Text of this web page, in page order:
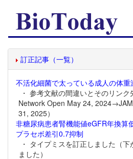
訂正記事（一覧）
不活化細菌で太っている成人の体重
・ 参考文献の間違いとそのリン
Network Open May 24,
31, 2025）
非糖尿病患者腎機能値eGFR年換算
プラセボ差引0.7抑制
・ タイプミスを訂正しました（
ました）